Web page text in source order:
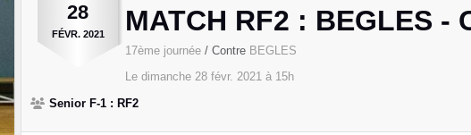
28
FÉVR. 2021 MATCH RF2 : BEGLES -
17ème journée / Contre BEGLES
Le dimanche 28 févr. 2021 à 15h
Senior F-1 : RF2